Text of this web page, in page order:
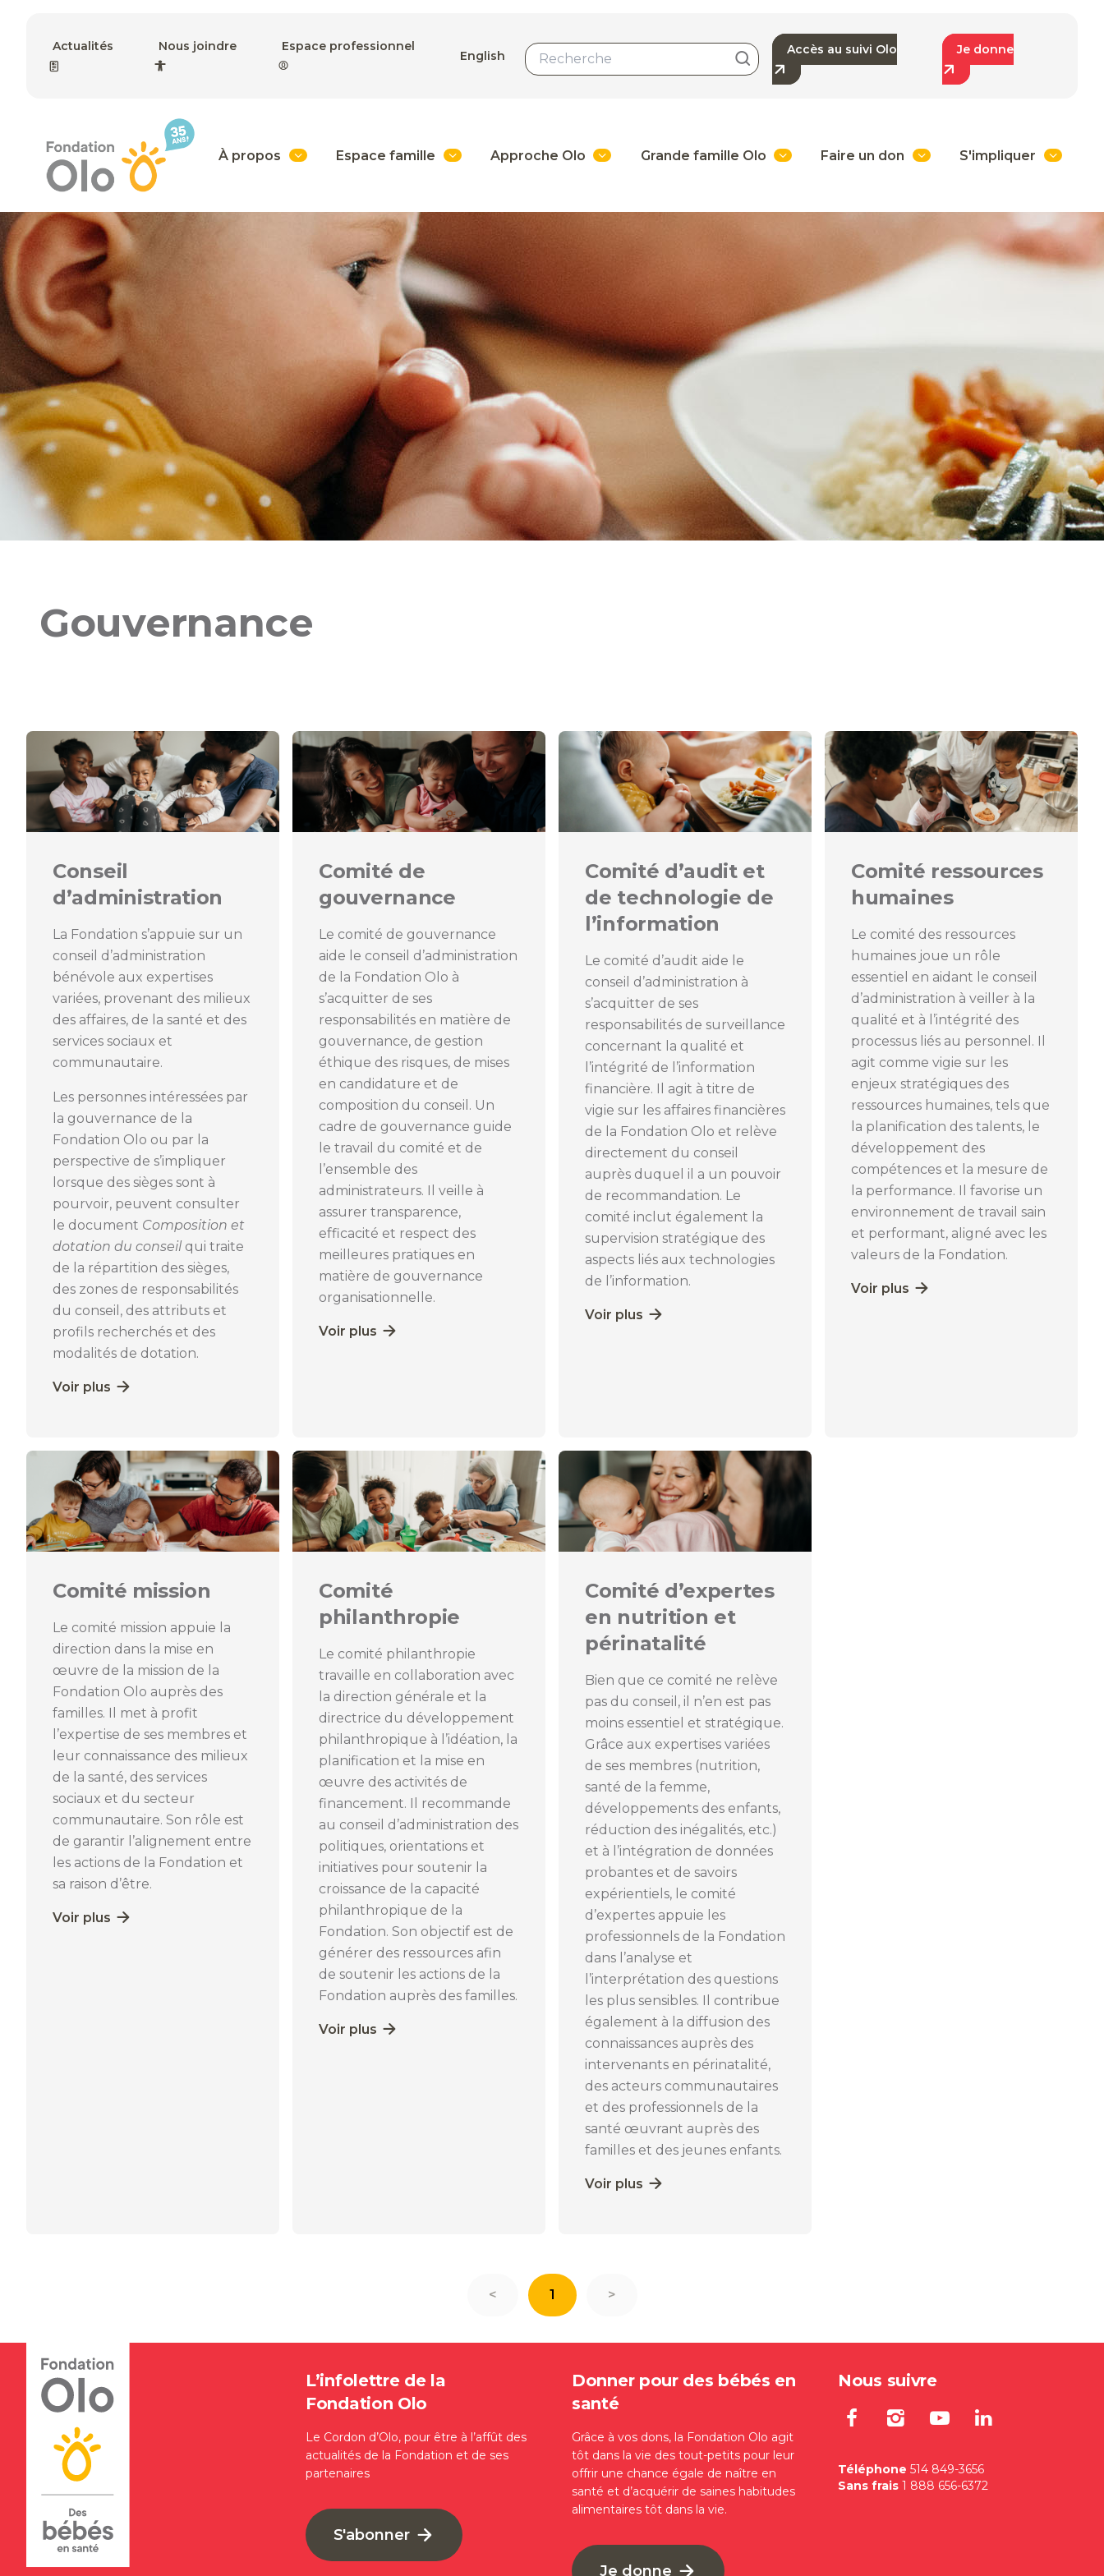
Actualités Nous joindre Espace professionnel
English Accès au suivi Olo Je donne
À propos Espace famille Approche Olo Grande famille Olo Faire un don S'impliquer
Gouvernance
Conseil
d’administration
La Fondation s’appuie sur un
conseil d’administration
bénévole aux expertises
variées, provenant des milieux
des affaires, de la santé et des
services sociaux et
communautaire.
Les personnes intéressées par
la gouvernance de la
Fondation Olo ou par la
perspective de s’impliquer
lorsque des sièges sont à
pourvoir, peuvent consulter
le document Composition et
dotation du conseil qui traite
de la répartition des sièges,
des zones de responsabilités
du conseil, des attributs et
profils recherchés et des
modalités de dotation.
Voir plus
Comité de
gouvernance
Le comité de gouvernance
aide le conseil d’administration
de la Fondation Olo à
s’acquitter de ses
responsabilités en matière de
gouvernance, de gestion
éthique des risques, de mises
en candidature et de
composition du conseil. Un
cadre de gouvernance guide
le travail du comité et de
l’ensemble des
administrateurs. Il veille à
assurer transparence,
efficacité et respect des
meilleures pratiques en
matière de gouvernance
organisationnelle.
Voir plus
Comité d’audit et
de technologie de
l’information
Le comité d’audit aide le
conseil d’administration à
s’acquitter de ses
responsabilités de surveillance
concernant la qualité et
l’intégrité de l’information
financière. Il agit à titre de
vigie sur les affaires financières
de la Fondation Olo et relève
directement du conseil
auprès duquel il a un pouvoir
de recommandation. Le
comité inclut également la
supervision stratégique des
aspects liés aux technologies
de l’information.
Voir plus
Comité ressources
humaines
Le comité des ressources
humaines joue un rôle
essentiel en aidant le conseil
d’administration à veiller à la
qualité et à l’intégrité des
processus liés au personnel. Il
agit comme vigie sur les
enjeux stratégiques des
ressources humaines, tels que
la planification des talents, le
développement des
compétences et la mesure de
la performance. Il favorise un
environnement de travail sain
et performant, aligné avec les
valeurs de la Fondation.
Voir plus
Comité mission
Le comité mission appuie la
direction dans la mise en
œuvre de la mission de la
Fondation Olo auprès des
familles. Il met à profit
l’expertise de ses membres et
leur connaissance des milieux
de la santé, des services
sociaux et du secteur
communautaire. Son rôle est
de garantir l’alignement entre
les actions de la Fondation et
sa raison d’être.
Voir plus
Comité
philanthropie
Le comité philanthropie
travaille en collaboration avec
la direction générale et la
directrice du développement
philanthropique à l’idéation, la
planification et la mise en
œuvre des activités de
financement. Il recommande
au conseil d’administration des
politiques, orientations et
initiatives pour soutenir la
croissance de la capacité
philanthropique de la
Fondation. Son objectif est de
générer des ressources afin
de soutenir les actions de la
Fondation auprès des familles.
Voir plus
Comité d’expertes
en nutrition et
périnatalité
Bien que ce comité ne relève
pas du conseil, il n’en est pas
moins essentiel et stratégique.
Grâce aux expertises variées
de ses membres (nutrition,
santé de la femme,
développements des enfants,
réduction des inégalités, etc.)
et à l’intégration de données
probantes et de savoirs
expérientiels, le comité
d’expertes appuie les
professionnels de la Fondation
dans l’analyse et
l’interprétation des questions
les plus sensibles. Il contribue
également à la diffusion des
connaissances auprès des
intervenants en périnatalité,
des acteurs communautaires
et des professionnels de la
santé œuvrant auprès des
familles et des jeunes enfants.
Voir plus
< 1 >
L’infolettre de la
Fondation Olo
Le Cordon d’Olo, pour être à l’affût des
actualités de la Fondation et de ses
partenaires
S'abonner
Donner pour des bébés en
santé
Grâce à vos dons, la Fondation Olo agit
tôt dans la vie des tout-petits pour leur
offrir une chance égale de naître en
santé et d’acquérir de saines habitudes
alimentaires tôt dans la vie.
Je donne
Nous suivre
Lien externe au site.
Lien externe au
Lien externe
Téléphone 514 849-3656
Sans frais 1 888 656-6372